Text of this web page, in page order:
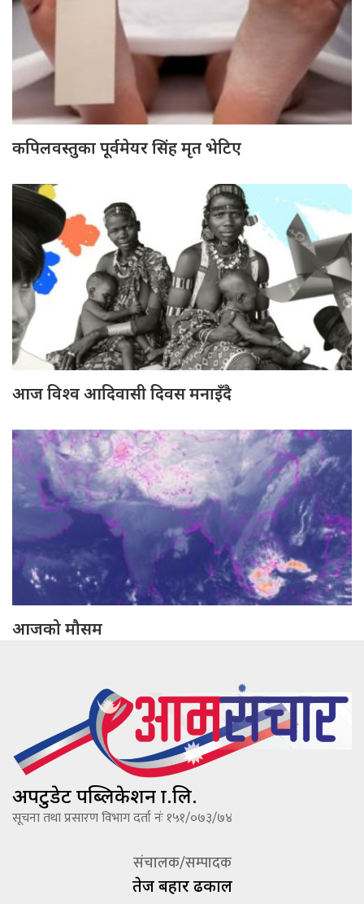
कपिलवस्तुका पूर्वमेयर सिंह मृत भेटिए
आज विश्व आदिवासी दिवस मनाइँदै
आजको मौसम
अपटुडेट पब्लिकेशन प्रा.लि.
सूचना तथा प्रसारण विभाग दर्ता नंः १५१/०७३/७४
संचालक/सम्पादक
तेज बहादूर ढकाल